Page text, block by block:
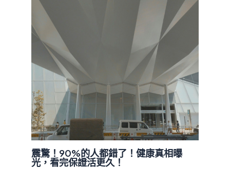
震驚！90%的人都錯了！健康真相曝
光，看完保證活更久！